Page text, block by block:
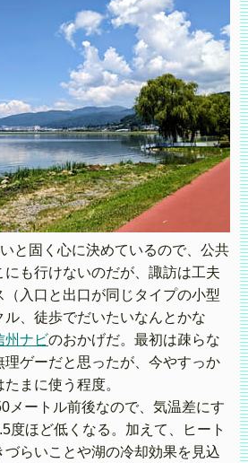
と固く心に決めているので、公共
も行けないのだが、諏訪は工夫
入口と出口が同じタイプの小型
、徒歩でだいたいなんとかな
州ナビのおかげだ。最初は疎らな
ゲーだと思ったが、今やすっか
まに使う程度。
メートル前後なので、気温差にす
度ほど低くなる。加えて、ヒート
らいことや湖の冷却効果を見込